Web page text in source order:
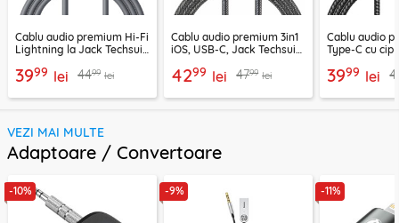
Cablu audio premium Hi-Fi
Lightning la Jack Techsuit
3999 lei 4499 lei
Cablu audio premium 3in1
iOS, USB-C, Jack Techsuit
4299 lei 4799 lei
Cablu audio
Type-C cu cip
1m
3999 lei
VEZI MAI MULTE
Adaptoare / Convertoare
-10% -9% -11%